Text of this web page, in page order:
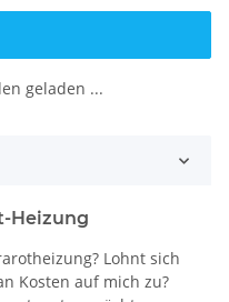
geladen ...
Heizung
Lohnt sich
Kosten auf mich zu?